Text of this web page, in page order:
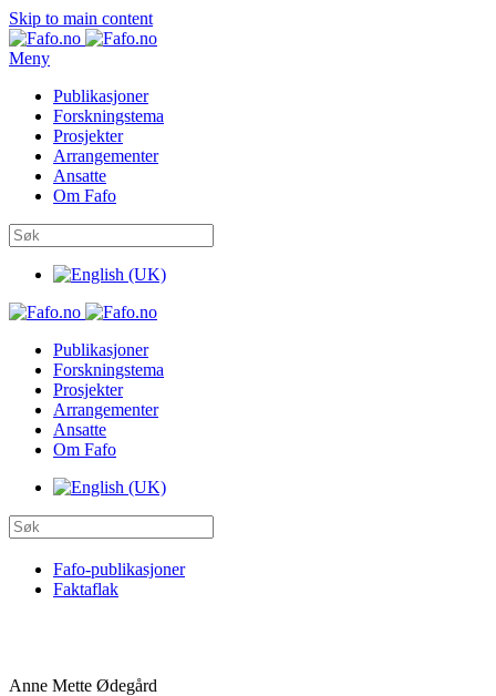
Skip to main content
Meny
Publikasjoner
Forskningstema
Prosjekter
Arrangementer
Ansatte
Om Fafo
Publikasjoner
Forskningstema
Prosjekter
Arrangementer
Ansatte
Om Fafo
Fafo-publikasjoner
Faktaflak
Anne Mette Ødegård